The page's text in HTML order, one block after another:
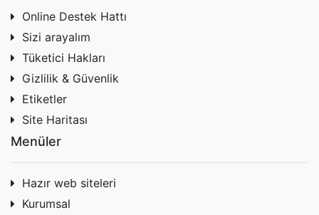
Online Destek Hattı
Sizi arayalım
Tüketici Hakları
Gizlilik & Güvenlik
Etiketler
Site Haritası
Menüler
Hazır web siteleri
Kurumsal